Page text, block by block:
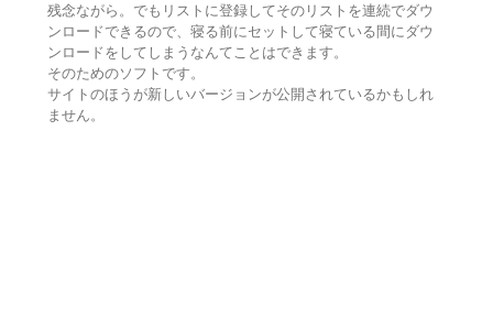
残念ながら。でもリストに登録してそのリストを連続でダウ
ンロードできるので、寝る前にセットして寝ている間にダウ
ンロードをしてしまうなんてことはできます。
そのためのソフトです。
サイトのほうが新しいバージョンが公開されているかもしれ
ません。